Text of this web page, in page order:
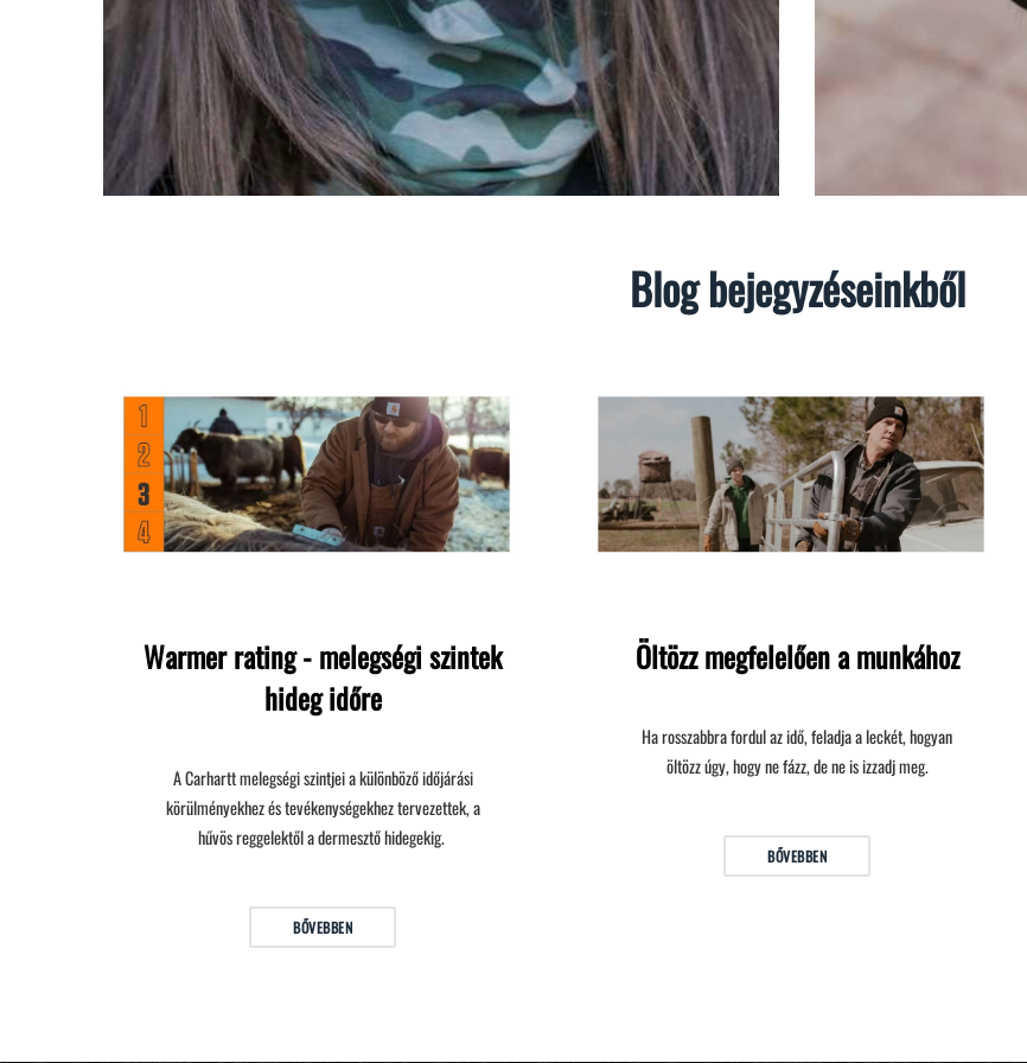
Blog bejegyzéseinkből
Warmer rating - melegségi szintek
hideg időre
A Carhartt melegségi szintjei a különböző időjárási
körülményekhez és tevékenységekhez tervezettek, a
hűvös reggelektől a dermesztő hidegekig.
BŐVEBBEN
Öltözz megfelelően a munkához
Ha rosszabbra fordul az idő, feladja a leckét, hogyan
öltözz úgy, hogy ne fázz, de ne is izzadj meg.
BŐVEBBEN